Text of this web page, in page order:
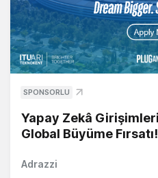
SPONSORLU
Yapay Zekâ
Global Büyüme Fırsatı!
Adrazzi